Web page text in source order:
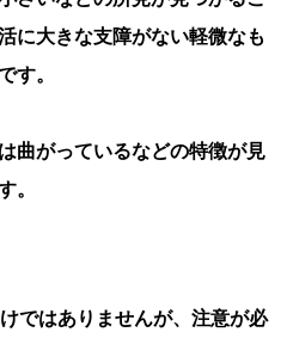
に大きな支障がない軽微なも
す。
曲がっているなどの特徴が見
。
ではありませんが、注意が必